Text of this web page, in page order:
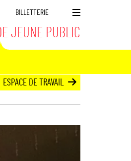
JEUNE PUBLIC
BILLETTERIE
e
n
u
ESPACE DE TRAVAIL